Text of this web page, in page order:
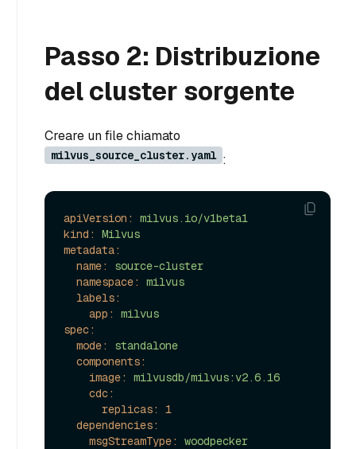
Passo 2: Distribuzione
del cluster sorgente
Creare un file chiamato
milvus_source_cluster.yaml :
apiVersion:
milvus.io/v1beta1
kind:
Milvus
metadata:
name:
source-cluster
namespace:
milvus
labels:
app:
milvus
spec:
mode:
standalone
components:
image:
milvusdb/milvus:v2.6.16
cdc:
replicas:
1
dependencies:
msgStreamType:
woodpecker